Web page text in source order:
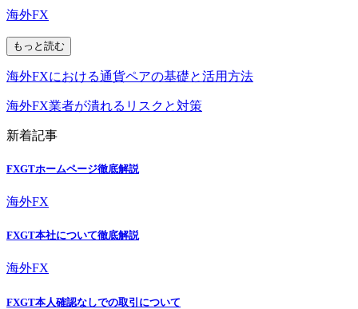
海外FX
もっと読む
海外FXにおける通貨ペアの基礎と活用方法
海外FX業者が潰れるリスクと対策
新着記事
FXGTホームページ徹底解説
海外FX
FXGT本社について徹底解説
海外FX
FXGT本人確認なしでの取引について